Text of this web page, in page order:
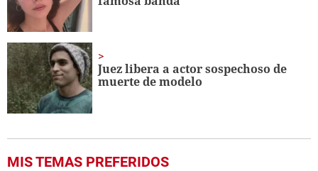
Juez libera a actor sospechoso de
muerte de modelo
MIS TEMAS PREFERIDOS